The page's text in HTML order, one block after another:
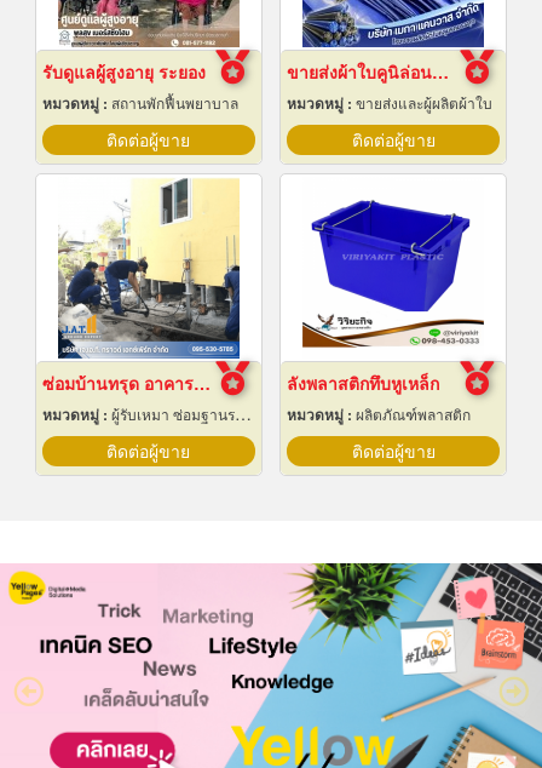
รับดูแลผู้สูงอายุ ระยอง
หมวดหมู่ : สถานพักฟื้นพยาบาล
ติดต่อผู้ขาย
ขายส่งผ้าใบคูนิล่อนยกม้วนราคาส่ง
หมวดหมู่ : ขายส่งและผู้ผลิตผ้าใบ
ติดต่อผู้ขาย
ซ่อมบ้านทรุด อาคารทรุด
หมวดหมู่ : ผู้รับเหมา ซ่อมฐานรากและโครงสร้างก่อสร้าง
ติดต่อผู้ขาย
ลังพลาสติกทึบหูเหล็ก
หมวดหมู่ : ผลิตภัณฑ์พลาสติก
ติดต่อผู้ขาย